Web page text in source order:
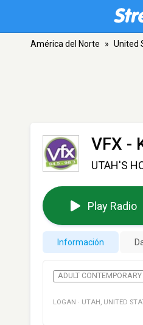
América del Norte » United
VFX -
UTAH'S
Play Radio
Información
ADULT CONTEMPORARY
LOGAN · UTAH , UNITED